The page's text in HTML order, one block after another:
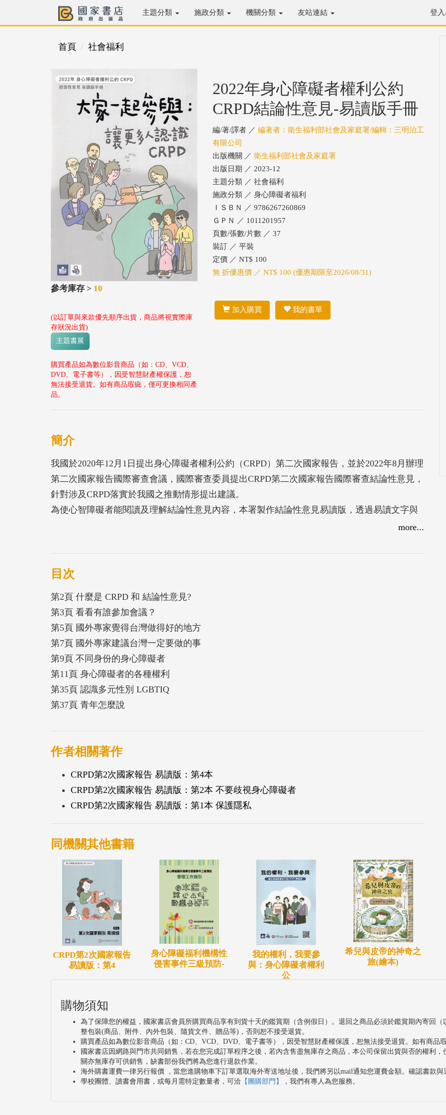
主題分類 施政分類 機關分類 友站連結 登
首頁 社會福利
參考庫存 > 10
(以訂單與來款優先順序出貨，商品將視實際庫
存狀況出貨)
主題書展
購買產品如為數位影音商品（如：CD、VCD、
DVD、電子書等），因受智慧財產權保護，恕
無法接受退貨。如有商品瑕疵，僅可更換相同產
品。
2022年身心障礙者權利公約
CRPD結論性意見-易讀版手冊
編/著/譯者 ／ 編著者：衛生福利部社會及家庭署/編輯：三明治工
有限公司
出版機關 ／ 衛生福利部社會及家庭署
出版日期 ／ 2023-12
主題分類 ／ 社會福利
施政分類 ／ 身心障礙者福利
ＩＳＢＮ ／ 9786267260869
ＧＰＮ ／ 1011201957
頁數/張數/片數 ／ 37
裝訂 ／ 平裝
定價 ／ NT$ 100
無 折優惠價 ／ NT$ 100 (優惠期限至2026/08/31)
加入購買 我的書單
簡介
我國於2020年12月1日提出身心障礙者權利公約（CRPD）第二次國家報告，並於2022年8月辦理
第二次國家報告國際審查會議，國際審查委員提出CRPD第二次國家報告國際審查結論性意見，
針對涉及CRPD落實於我國之推動情形提出建議。
為使心智障礙者能閱讀及理解結論性意見內容，本署製作結論性意見易讀版，透過易讀文字與
more...
目次
第2頁 什麼是 CRPD 和 結論性意見?
第3頁 看看有誰參加會議？
第5頁 國外專家覺得台灣做得好的地方
第7頁 國外專家建議台灣一定要做的事
第9頁 不同身份的身心障礙者
第11頁 身心障礙者的各種權利
第35頁 認識多元性別 LGBTIQ
第37頁 青年怎麼說
作者相關著作
CRPD第2次國家報告 易讀版：第4本
CRPD第2次國家報告 易讀版：第2本 不要歧視身心障礙者
CRPD第2次國家報告 易讀版：第1本 保護隱私
同機關其他書籍
CRPD第2次國家報告
易讀版：第4
身心障礙福利機構性
侵害事件三級預防-
我的權利，我要參
與：身心障礙者權利
公
希兒與皮帝的神奇之
旅(繪本)
購物須知
為了保障您的權益，國家書店會員所購買商品享有到貨十天的鑑賞期（含例假日）。退回之商品必須於鑑賞期內寄回
整包裝(商品、附件、內外包裝、隨貨文件、贈品等)，否則恕不接受退貨。
購買產品如為數位影音商品（如：CD、VCD、DVD、電子書等），因受智慧財產權保護，恕無法接受退貨。如有商品
國家書店因網路與門市共同銷售，若在您完成訂單程序之後，若內含售盡無庫存之商品，本公司保留出貨與否的權利
關亦無庫存可供銷售，缺書部份我們將為您進行退款作業。
海外購書運費一律另行報價 ，當您進購物車下訂單選取海外寄送地址後，我們將另以mail通知您運費金額。確認書款
學校團體、讀書會用書，或每月需特定數量者，可洽 【團購部門】 ，我們有專人為您服務。